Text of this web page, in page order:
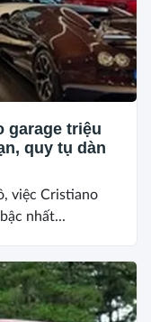
garage triệu
quy tụ dàn
việc Cristiano
nhất...